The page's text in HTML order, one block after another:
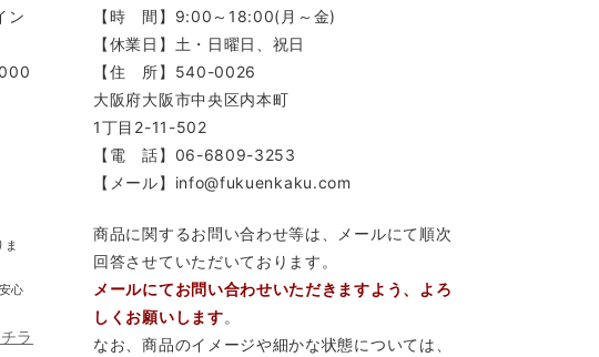
ン
ま
心
ラ
【時 間】9:00～18:00(月～金)
【休業日】土・日曜日、祝日
【住 所】540-0026
大阪府大阪市中央区内本町
1丁目2-11-502
【電 話】06-6809-3253
【メール】info@fukuenkaku.com
商品に関するお問い合わせ等は、メールにて順次
回答させていただいております。
メールにてお問い合わせいただきますよう、よろ
しくお願いします。
なお、商品のイメージや細かな状態については、